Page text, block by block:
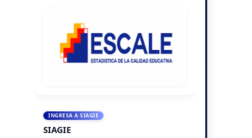
INGRESA A SIAGIE
SIAGIE